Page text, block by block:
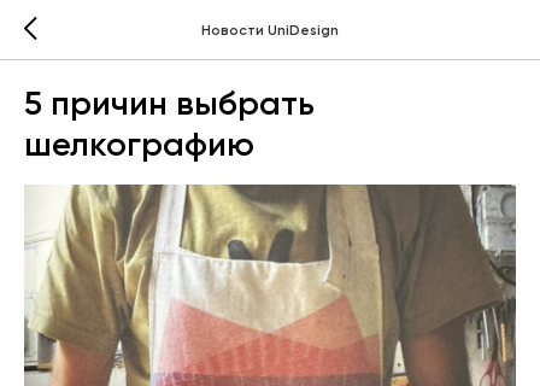
Новости UniDesign
5 причин выбрать
шелкографию